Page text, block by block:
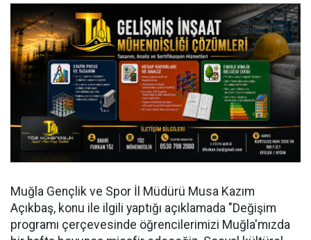
Muğla Gençlik ve Spor İl Müdürü Musa Kazım
Açıkbaş, konu ile ilgili yaptığı açıklamada "Değişim
programı çerçevesinde öğrencilerimizi Muğla'mızda